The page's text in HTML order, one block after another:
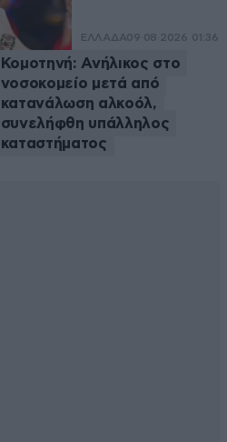
ΕΛΛΑΔΑ09·08·2026 01:36
Κομοτηνή: Ανήλικος στο
νοσοκομείο μετά από
κατανάλωση αλκοόλ,
συνελήφθη υπάλληλος
καταστήματος